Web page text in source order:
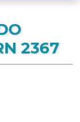
2367